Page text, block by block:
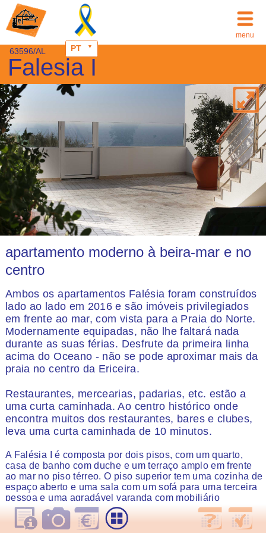
PT
63596/AL
Falesia I
apartamento moderno à beira-mar e no
centro
Ambos os apartamentos Falésia foram construídos
lado ao lado em 2016 e são imóveis privilegiados
em frente ao mar, com vista para a Praia do Norte.
Modernamente equipadas, não lhe faltará nada
durante as suas férias. Desfrute da primeira linha
acima do Oceano - não se pode aproximar mais da
praia no centro da Ericeira.
Restaurantes, mercearias, padarias, etc. estão a
uma curta caminhada. Ao centro histórico onde
encontra muitos dos restaurantes, bares e clubes,
leva uma curta caminhada de 10 minutos.
A Falésia I é composta por dois pisos, com um quarto,
casa de banho com duche e um terraço amplo em frente
ao mar no piso térreo. O piso superior tem uma cozinha de
espaço aberto e uma sala com um sofá para uma terceira
pessoa e uma agradável varanda com mobiliário
exterior.Da varanda uma escada leva ao terraço, que tem
espreguiçadeiras e um duche exterior.
menu